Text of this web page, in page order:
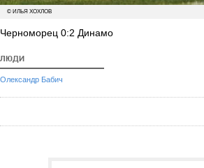
© ИЛЬЯ ХОХЛОВ
Черноморец 0:2 Динамо
ЛЮДИ
Олександр Бабич